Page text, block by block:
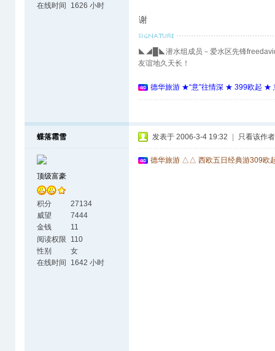
在线时间
1626 小时
谢
◣◢█◣潜水组成员－爱水区先锋
友谊地久天长！
德华旅游 ★“意”往情深 ★ 399欧起 ★
蝶落霜雪
顶级富豪
积分
27134
威望
7444
金钱
11
阅读权限
110
性别
女
在线时间
1642 小时
发表于 2006-3-4 19:32 只看该作者
德华旅游 △△ 西欧五日经典游309欧